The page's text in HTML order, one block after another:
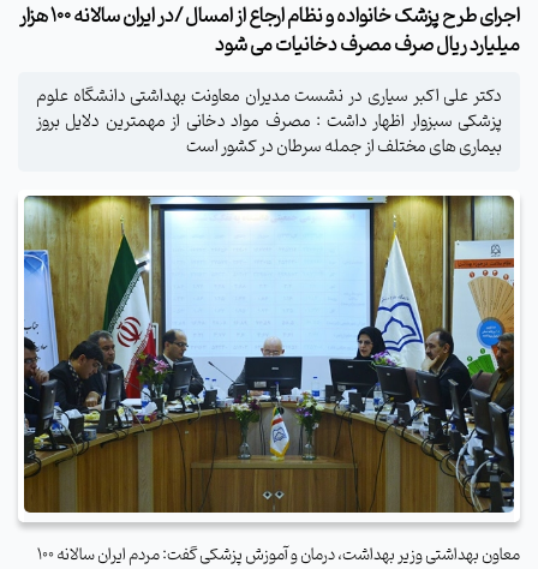
اجرای طرح پزشک خانواده و نظام ارجاع از امسال /در ایران سالانه 100 هزار
میلیارد ریال صرف مصرف دخانیات می شود
دکتر علی اکبر سیاری در نشست مدیران معاونت بهداشتی دانشگاه علوم
پزشکی سبزوار اظهار داشت : مصرف مواد دخانی از مهمترین دلایل بروز
بیماری های مختلف از جمله سرطان در کشور است
معاون بهداشتی وزیر بهداشت، درمان و آموزش پزشکی گفت: مردم ایران سالانه 100